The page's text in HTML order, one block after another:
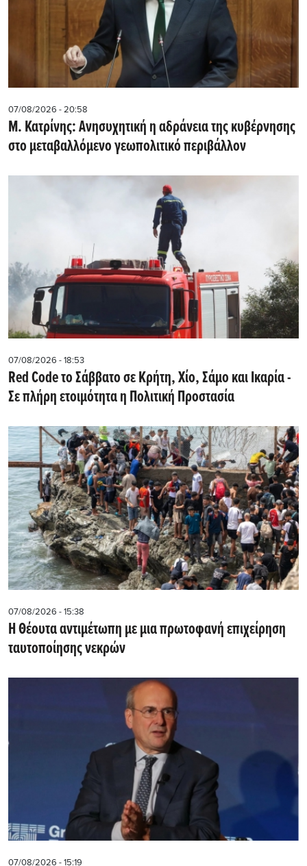
07/08/2026 - 20:58
Μ. Κατρίνης: Ανησυχητική η αδράνεια της κυβέρνησης
στο μεταβαλλόμενο γεωπολιτικό περιβάλλον
07/08/2026 - 18:53
Red Code το Σάββατο σε Κρήτη, Χίο, Σάμο και Ικαρία -
Σε πλήρη ετοιμότητα η Πολιτική Προστασία
07/08/2026 - 15:38
Η Θέουτα αντιμέτωπη με μια πρωτοφανή επιχείρηση
ταυτοποίησης νεκρών
07/08/2026 - 15:19